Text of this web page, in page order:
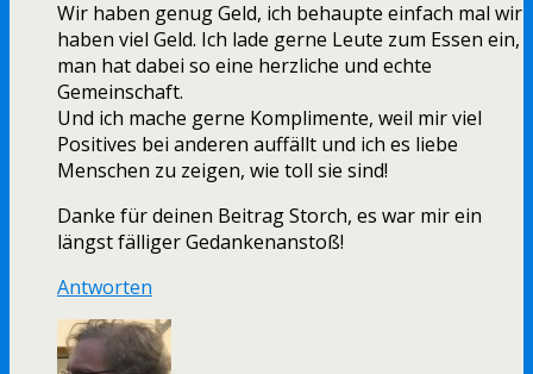
Wir haben genug Geld, ich behaupte einfach mal wir
haben viel Geld. Ich lade gerne Leute zum Essen ein,
man hat dabei so eine herzliche und echte
Gemeinschaft.
Und ich mache gerne Komplimente, weil mir viel
Positives bei anderen auffällt und ich es liebe
Menschen zu zeigen, wie toll sie sind!
Danke für deinen Beitrag Storch, es war mir ein
längst fälliger Gedankenanstoß!
Antworten